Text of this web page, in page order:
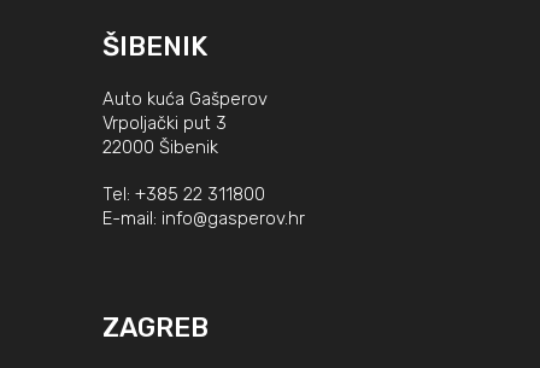
ŠIBENIK
Auto kuća Gašperov
Vrpoljački put 3
22000 Šibenik
Tel: +385 22 311800
E-mail: info@gasperov.hr
ZAGREB